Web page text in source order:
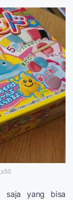
saja yang bisa